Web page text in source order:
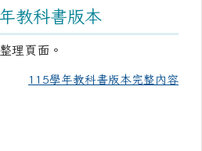
教科書版本
理頁面。
115學年教科書版本完整內容